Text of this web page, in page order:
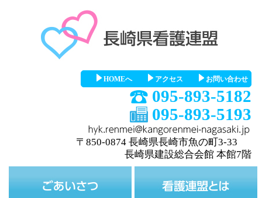
HOMEへ アクセス お問い合わせ
095-893-5182
095-893-5193
〒850-0874 長崎県長崎市魚の町3-33
長崎県建設総合会館 本館7階